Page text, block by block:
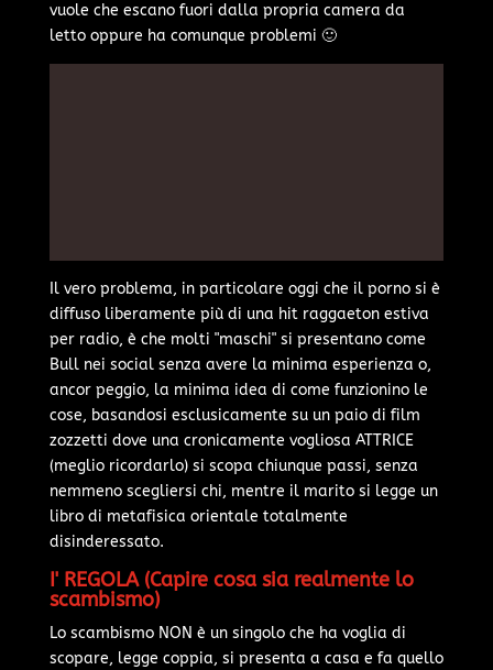
vuole che escano fuori dalla propria camera da
letto oppure ha comunque problemi 🙂
Il vero problema, in particolare oggi che il porno si è
diffuso liberamente più di una hit raggaeton estiva
per radio, è che molti "maschi" si presentano come
Bull nei social senza avere la minima esperienza o,
ancor peggio, la minima idea di come funzionino le
cose, basandosi esclusicamente su un paio di film
zozzetti dove una cronicamente vogliosa ATTRICE
(meglio ricordarlo) si scopa chiunque passi, senza
nemmeno scegliersi chi, mentre il marito si legge un
libro di metafisica orientale totalmente
disinderessato.
I' REGOLA (Capire cosa sia realmente lo
scambismo)
Lo scambismo NON è un singolo che ha voglia di
scopare, legge coppia, si presenta a casa e fa quello